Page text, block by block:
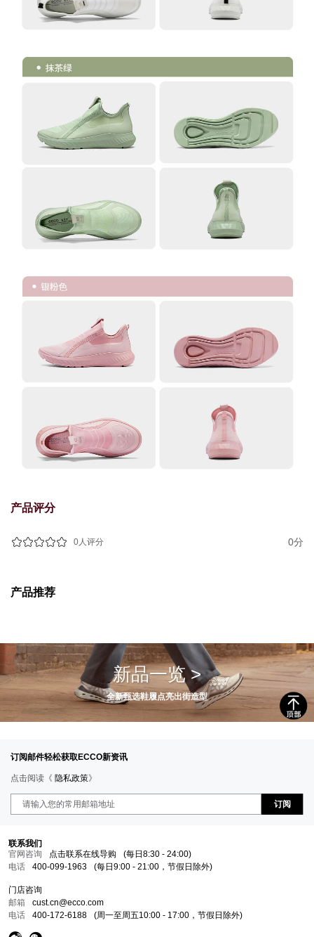
产品评分
0人评分 0分
产品推荐
新品一览 >
全新甄选鞋履点亮出街造型
订阅邮件轻松获取ECCO新资讯
点击阅读《 隐私政策》
订阅
联系我们
官网咨询
点击联系在线导购
(每日8:30 - 24:00)
电话
400-099-1963 (每日9:00 - 21:00，节假日除外)
门店咨询
邮箱
cust.cn@ecco.com
电话
400-172-6188 (周一至周五10:00 - 17:00，节假日除外)